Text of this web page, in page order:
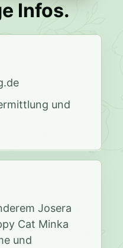
Infos.
und
Josera
Cat Minka
und